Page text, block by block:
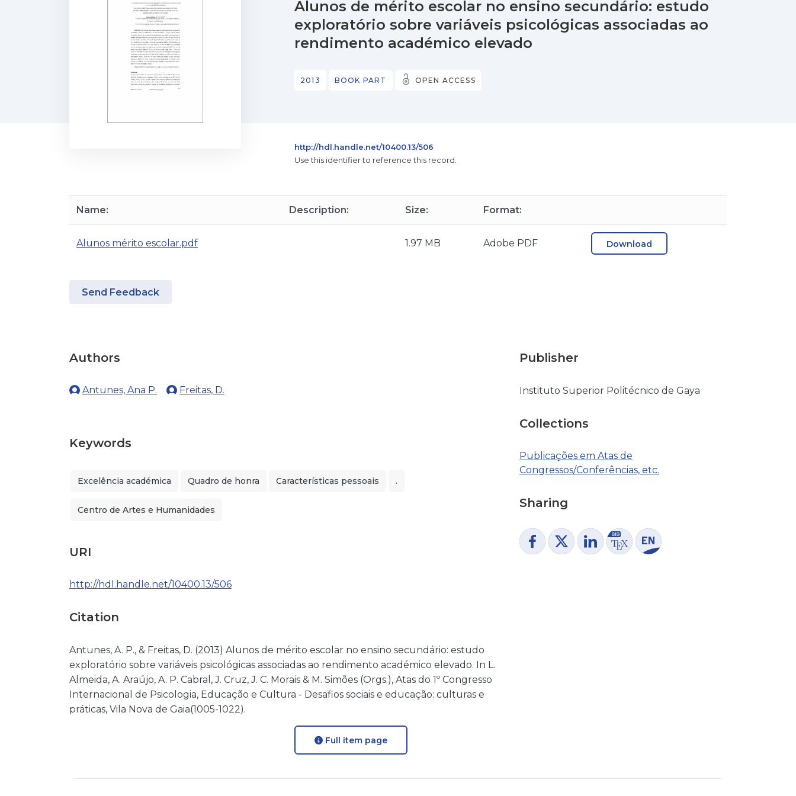
Alunos de mérito escolar no ensino secundário: estudo
exploratório sobre variáveis psicológicas associadas ao
rendimento académico elevado
2013 BOOK PART OPEN ACCESS
http://hdl.handle.net/10400.13/506
Use this identifier to reference this record.
Name: Description: Size: Format:
Alunos mérito escolar.pdf 1.97 MB Adobe PDF Download
Send Feedback
Authors
Antunes, Ana P. Freitas, D.
Keywords
Excelência académica Quadro de honra Características pessoais .
Centro de Artes e Humanidades
URI
http://hdl.handle.net/10400.13/506
Citation
Antunes, A. P., & Freitas, D. (2013) Alunos de mérito escolar no ensino secundário: estudo
exploratório sobre variáveis psicológicas associadas ao rendimento académico elevado. In L.
Almeida, A. Araújo, A. P. Cabral, J. Cruz, J. C. Morais & M. Simões (Orgs.), Atas do 1º Congresso
Internacional de Psicologia, Educação e Cultura - Desafios sociais e educação: culturas e
práticas, Vila Nova de Gaia(1005-1022).
Publisher
Instituto Superior Politécnico de Gaya
Collections
Publicações em Atas de
Congressos/Conferências, etc.
Sharing
Full item page